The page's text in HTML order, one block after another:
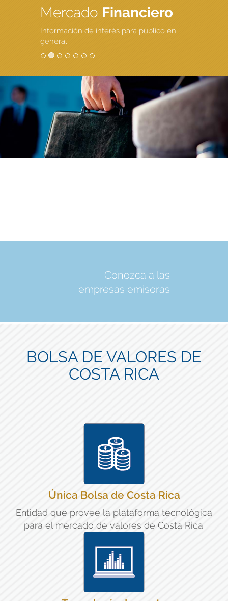
Mercado Financiero
Información de interés para público en
general
Conozca a las
empresas emisoras
BOLSA DE VALORES DE
COSTA RICA
Única Bolsa de Costa Rica
Entidad que provee la plataforma tecnológica
para el mercado de valores de Costa Rica.